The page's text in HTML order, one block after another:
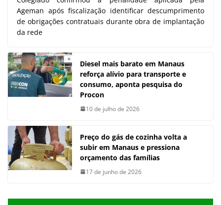
Ageman após fiscalização identificar descumprimento
de obrigações contratuais durante obra de implantação
da rede
Diesel mais barato em Manaus
reforça alívio para transporte e
consumo, aponta pesquisa do
Procon
10 de julho de 2026
Preço do gás de cozinha volta a
subir em Manaus e pressiona
orçamento das famílias
17 de junho de 2026